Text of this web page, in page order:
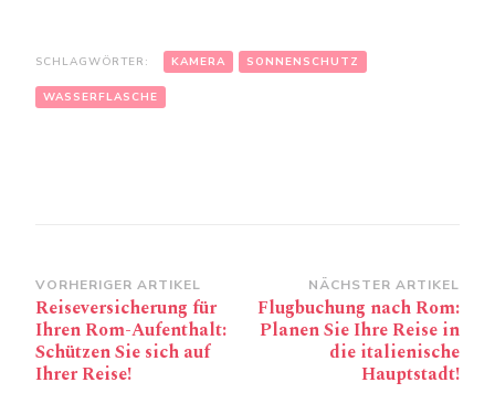
SCHLAGWÖRTER: KAMERA SONNENSCHUTZ
WASSERFLASCHE
Beitragsnavigation
VORHERIGER ARTIKEL
Reiseversicherung für
Ihren Rom-Aufenthalt:
Schützen Sie sich auf
Ihrer Reise!
NÄCHSTER ARTIKEL
Flugbuchung nach Rom:
Planen Sie Ihre Reise in
die italienische
Hauptstadt!